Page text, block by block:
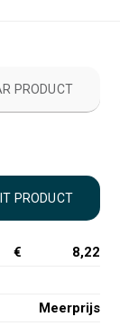
PRODUCT
€
8,22
Meerprijs